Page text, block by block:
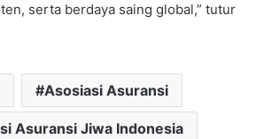
serta berdaya saing global,” tutur
Asosiasi Asuransi
Asuransi Jiwa Indonesia